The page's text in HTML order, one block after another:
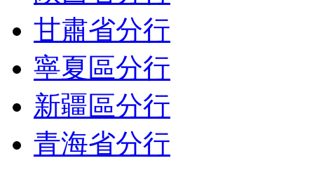
甘肅省分行
寧夏區分行
新疆區分行
青海省分行